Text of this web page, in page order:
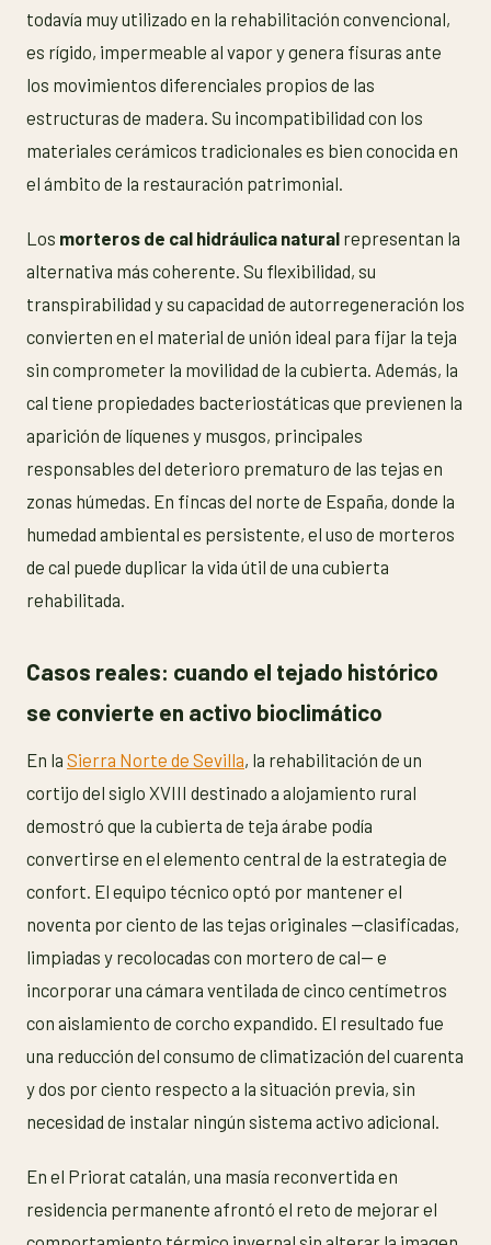
todavía muy utilizado en la rehabilitación convencional,
es rígido, impermeable al vapor y genera fisuras ante
los movimientos diferenciales propios de las
estructuras de madera. Su incompatibilidad con los
materiales cerámicos tradicionales es bien conocida en
el ámbito de la restauración patrimonial.
Los morteros de cal hidráulica natural representan la
alternativa más coherente. Su flexibilidad, su
transpirabilidad y su capacidad de autorregeneración los
convierten en el material de unión ideal para fijar la teja
sin comprometer la movilidad de la cubierta. Además, la
cal tiene propiedades bacteriostáticas que previenen la
aparición de líquenes y musgos, principales
responsables del deterioro prematuro de las tejas en
zonas húmedas. En fincas del norte de España, donde la
humedad ambiental es persistente, el uso de morteros
de cal puede duplicar la vida útil de una cubierta
rehabilitada.
Casos reales: cuando el tejado histórico
se convierte en activo bioclimático
En la Sierra Norte de Sevilla, la rehabilitación de un
cortijo del siglo XVIII destinado a alojamiento rural
demostró que la cubierta de teja árabe podía
convertirse en el elemento central de la estrategia de
confort. El equipo técnico optó por mantener el
noventa por ciento de las tejas originales —clasificadas,
limpiadas y recolocadas con mortero de cal— e
incorporar una cámara ventilada de cinco centímetros
con aislamiento de corcho expandido. El resultado fue
una reducción del consumo de climatización del cuarenta
y dos por ciento respecto a la situación previa, sin
necesidad de instalar ningún sistema activo adicional.
En el Priorat catalán, una masía reconvertida en
residencia permanente afrontó el reto de mejorar el